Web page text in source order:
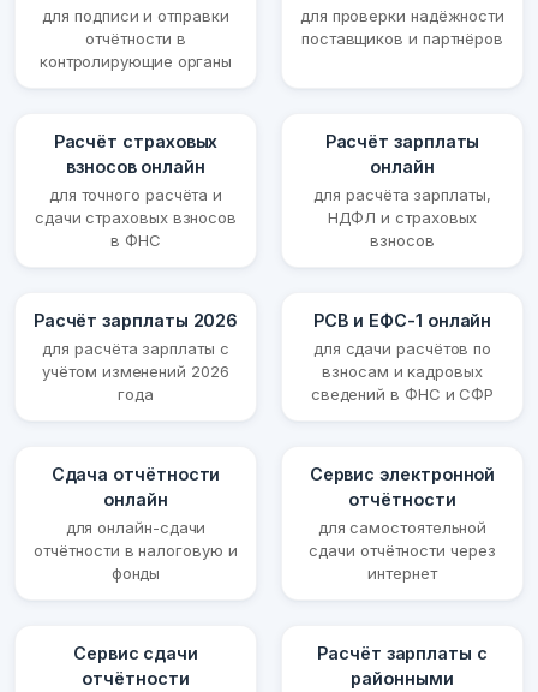
для подписи и отправки
отчётности в
контролирующие органы
для проверки надёжности
поставщиков и партнёров
Расчёт страховых
взносов онлайн
для точного расчёта и
сдачи страховых взносов
в ФНС
Расчёт зарплаты
онлайн
для расчёта зарплаты,
НДФЛ и страховых
взносов
Расчёт зарплаты 2026
для расчёта зарплаты с
учётом изменений 2026
года
РСВ и ЕФС-1 онлайн
для сдачи расчётов по
взносам и кадровых
сведений в ФНС и СФР
Сдача отчётности
онлайн
для онлайн-сдачи
отчётности в налоговую и
фонды
Сервис электронной
отчётности
для самостоятельной
сдачи отчётности через
интернет
Сервис сдачи
отчётности
Расчёт зарплаты с
районными